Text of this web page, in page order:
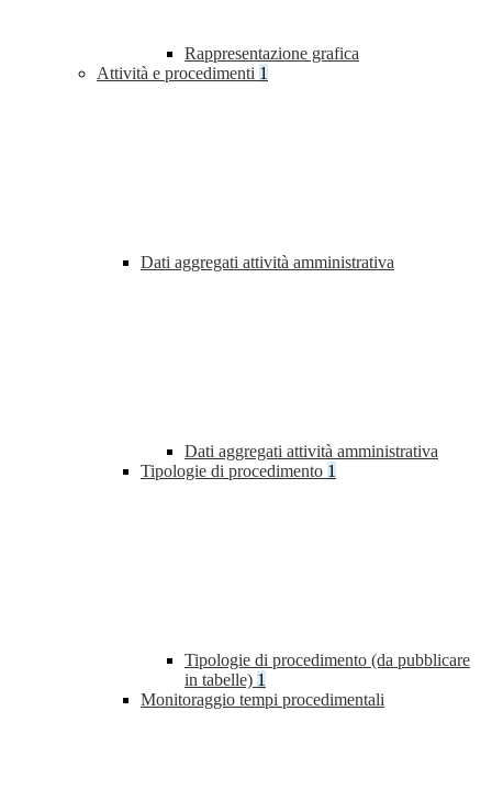
Rappresentazione grafica
Attività e procedimenti 1
Dati aggregati attività amministrativa
Dati aggregati attività amministrativa
Tipologie di procedimento 1
Tipologie di procedimento (da pubblicare
in tabelle) 1
Monitoraggio tempi procedimentali